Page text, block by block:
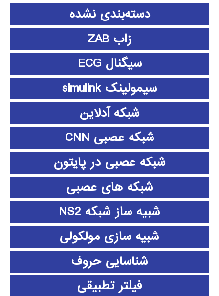
دسته‌بندی نشده
زاب ZAB
سیگنال ECG
سیمولینک simulink
شبکه آدلاین
شبکه عصبی CNN
شبکه عصبی در پایتون
شبکه های عصبی
شبیه ساز شبکه NS2
شبیه سازی مولکولی
شناسایی حروف
فیلتر تطبیقی